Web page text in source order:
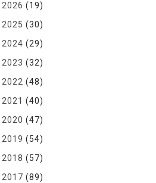
2026 (19)
2025 (30)
2024 (29)
2023 (32)
2022 (48)
2021 (40)
2020 (47)
2019 (54)
2018 (57)
2017 (89)